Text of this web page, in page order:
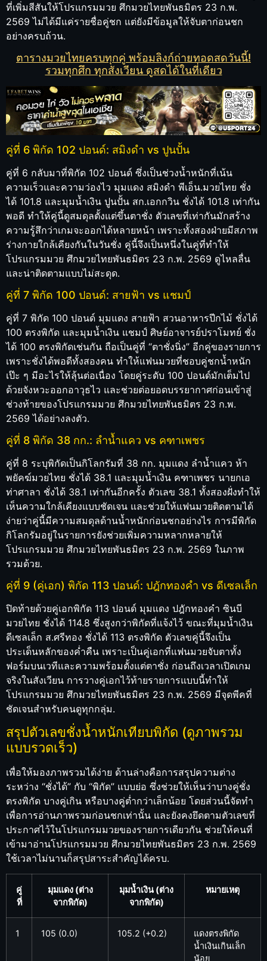
ที่เพิ่มสีสันให้โปรแกรมมวย ศึกมวยไทยพันธมิตร 23 ก.พ.
2569 ไม่ได้มีแค่รายชื่อคู่ชก แต่ยังมีข้อมูลให้จับตาก่อนชก
อย่างครบถ้วน.
ตารางมวยไทยครบทุกคู่ พร้อมลิงก์ถ่ายทอดสดวันนี้!
รวมทุกศึก ทุกสังเวียน ดูสดได้ในที่เดียว
คู่ที่ 6 พิกัด 102 ปอนด์: สมิงดำ vs ปูนปั้น
คู่ที่ 6 กลับมาที่พิกัด 102 ปอนด์ ซึ่งเป็นช่วงน้ำหนักที่เน้น
ความเร็วและความว่องไว มุมแดง สมิงดำ พีเอ็น.มวยไทย ชั่ง
ได้ 101.8 และมุมน้ำเงิน ปูนปั้น สก.เอกกวิน ชั่งได้ 101.8 เท่ากัน
พอดี ทำให้คู่นี้ดูสมดุลตั้งแต่ขึ้นตาชั่ง ตัวเลขที่เท่ากันมักสร้าง
ความรู้สึกว่าเกมจะออกได้หลายหน้า เพราะทั้งสองฝ่ายมีสภาพ
ร่างกายใกล้เคียงกันในวันชั่ง คู่นี้จึงเป็นหนึ่งในคู่ที่ทำให้
โปรแกรมมวย ศึกมวยไทยพันธมิตร 23 ก.พ. 2569 ดูไหลลื่น
และน่าติดตามแบบไม่สะดุด.
คู่ที่ 7 พิกัด 100 ปอนด์: สายฟ้า vs แชมป์
คู่ที่ 7 พิกัด 100 ปอนด์ มุมแดง สายฟ้า สวนอาหารปีกไม้ ชั่งได้
100 ตรงพิกัด และมุมน้ำเงิน แชมป์ ศิษย์อาจารย์ปราโมทย์ ชั่ง
ได้ 100 ตรงพิกัดเช่นกัน ถือเป็นคู่ที่ “ตาชั่งนิ่ง” อีกคู่ของรายการ
เพราะชั่งได้พอดีทั้งสองคน ทำให้แฟนมวยที่ชอบคู่ชกน้ำหนัก
เป๊ะ ๆ มีอะไรให้ลุ้นต่อเนื่อง โดยคู่ระดับ 100 ปอนด์มักเต็มไป
ด้วยจังหวะออกอาวุธไว และช่วยต่อยอดบรรยากาศก่อนเข้าสู่
ช่วงท้ายของโปรแกรมมวย ศึกมวยไทยพันธมิตร 23 ก.พ.
2569 ได้อย่างลงตัว.
คู่ที่ 8 พิกัด 38 กก.: ลำน้ำแคว vs คฑาเพชร
คู่ที่ 8 ระบุพิกัดเป็นกิโลกรัมที่ 38 กก. มุมแดง ลำน้ำแคว ห้า
พยัคฆ์มวยไทย ชั่งได้ 38.1 และมุมน้ำเงิน คฑาเพชร นายกเอ
ท่าศาลา ชั่งได้ 38.1 เท่ากันอีกครั้ง ตัวเลข 38.1 ทั้งสองฝั่งทำให้
เห็นความใกล้เคียงแบบชัดเจน และช่วยให้แฟนมวยติดตามได้
ง่ายว่าคู่นี้มีความสมดุลด้านน้ำหนักก่อนชกอย่างไร การมีพิกัด
กิโลกรัมอยู่ในรายการยังช่วยเพิ่มความหลากหลายให้
โปรแกรมมวย ศึกมวยไทยพันธมิตร 23 ก.พ. 2569 ในภาพ
รวมด้วย.
คู่ที่ 9 (คู่เอก) พิกัด 113 ปอนด์: ปฎักทองคำ vs ดีเซลเล็ก
ปิดท้ายด้วยคู่เอกพิกัด 113 ปอนด์ มุมแดง ปฎักทองคำ ซินบี
มวยไทย ชั่งได้ 114.8 ซึ่งสูงกว่าพิกัดที่แจ้งไว้ ขณะที่มุมน้ำเงิน
ดีเซลเล็ก ส.ศรีทอง ชั่งได้ 113 ตรงพิกัด ตัวเลขคู่นี้จึงเป็น
ประเด็นหลักของค่ำคืน เพราะเป็นคู่เอกที่แฟนมวยจับตาทั้ง
ฟอร์มบนเวทีและความพร้อมตั้งแต่ตาชั่ง ก่อนถึงเวลาเปิดเกม
จริงในสังเวียน การวางคู่เอกไว้ท้ายรายการแบบนี้ทำให้
โปรแกรมมวย ศึกมวยไทยพันธมิตร 23 ก.พ. 2569 มีจุดพีคที่
ชัดเจนสำหรับคนดูทุกกลุ่ม.
สรุปตัวเลขชั่งน้ำหนักเทียบพิกัด (ดูภาพรวม
แบบรวดเร็ว)
เพื่อให้มองภาพรวมได้ง่าย ด้านล่างคือการสรุปความต่าง
ระหว่าง “ชั่งได้” กับ “พิกัด” แบบย่อ ซึ่งช่วยให้เห็นว่าบางคู่ชั่ง
ตรงพิกัด บางคู่เกิน หรือบางคู่ต่ำกว่าเล็กน้อย โดยส่วนนี้จัดทำ
เพื่อการอ่านภาพรวมก่อนชกเท่านั้น และยังคงยึดตามตัวเลขที่
ประกาศไว้ในโปรแกรมมวยของรายการเดียวกัน ช่วยให้คนที่
เข้ามาอ่านโปรแกรมมวย ศึกมวยไทยพันธมิตร 23 ก.พ. 2569
ใช้เวลาไม่นานก็สรุปสาระสำคัญได้ครบ.
คู่
ที่
มุมแดง (ต่าง
จากพิกัด)
มุมน้ำเงิน (ต่าง
จากพิกัด)
หมายเหตุ
1 105 (0.0) 105.2 (+0.2)
แดงตรงพิกัด
น้ำเงินเกินเล็ก
น้อย